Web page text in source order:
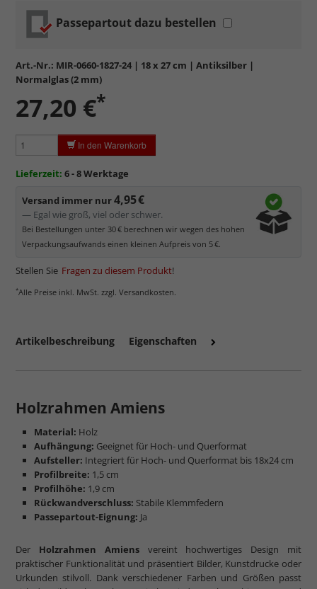
Standardglasin hochwertiger Floatglas-Qualität.
Formstabil, preiswert, witterungs- und hitzebeständig
Reflektierende Oberfläche
, die als störend empfunden
werden kann.
Minimaler UV-Schutz von ca. 45%
Schutz des Bildes.
Normalglas hat eine leichte Grünfärbung
Bereich der Weißtöne zu einem dezenten Grünschimmer
kommt. Für Bilder mit hellen Farben empfehlen wir Kunst- oder
Passepartout dazu bestellen
Art.-Nr.: MIR-0660-1827-24 | 18 x 27 cm | Antiksilber |
Normalglas (2 mm)
27,20 €*
In den Warenkorb
Lieferzeit: 6 - 8 Werktage
Versand immer nur4,95 €
— Egal wie groß, viel oder schwer.
Bei Bestellungen unter 30 € berechnen wir wegen des hohen
Verpackungsaufwands einen kleinen Aufpreis von 5 €.
Stellen Sie Fragen zu diesem Produkt!
*Alle Preise inkl. MwSt. zzgl. Versandkosten.
Artikelbeschreibung Eigenschaften
Holzrahmen Amiens
Material: Holz
Aufhängung: Geeignet für Hoch- und Querformat
Aufsteller: Integriert für Hoch- und Querformat bis 18x24 cm
Profilbreite: 1,5 cm
Profilhöhe: 1,9 cm
Rückwandverschluss: Stabile Klemmfedern
Passepartout-Eignung: Ja
Der Holzrahmen Amiensvereint hochwertiges Design mit
praktischer Funktionalität und präsentiert Bilder, Kunstdrucke oder
Urkunden stilvoll. Dank verschiedener Farben und Größen passt